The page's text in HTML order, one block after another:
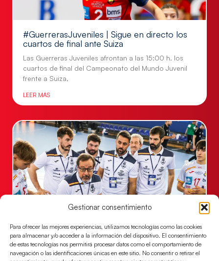
Gestionar consentimiento
Para ofrecer las mejores experiencias, utilizamos tecnologías como las cookies
para almacenar y/o acceder a la información del dispositivo. El consentimiento
de estas tecnologías nos permitirá procesar datos como el comportamiento de
navegación o las identificaciones únicas en este sitio. No consentir o retirar el
#GuerrerasJuveniles | Sigue en directo los
cuartos de final ante Suiza
Las Guerreras Juveniles afrontan a las 15:00 h. los
cuartos de final del Campeonato del Mundo Juvenil
frente a Suiza,
LEER MÁS
Un clásico ante Francia para buscar el
billete a semifinales del EHF EURO 2026
Los Hispanos Juveniles se enfrentarán a Francia en los